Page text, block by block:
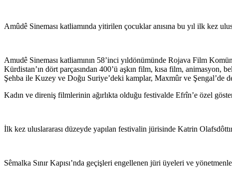
Amûdê Sineması katliamında yitirilen çocuklar anısına bu yıl ilk kez
Amudê Sineması katliamının 58’inci yıldönümünde Rojava Film
Kürdistan’ın dört parçasından 400’ü aşkın film, kısa film, animasyon,
Şehba ile Kuzey ve Doğu Suriye’deki kamplar, Maxmûr ve Şengal’de
Kadın ve direniş filmlerinin ağırlıkta olduğu festivalde Efrîn’e özel
İlk kez uluslararası düzeyde yapılan festivalin jürisinde Katrin
Sêmalka Sınır Kapısı’nda geçişleri engellenen jüri üyeleri ve